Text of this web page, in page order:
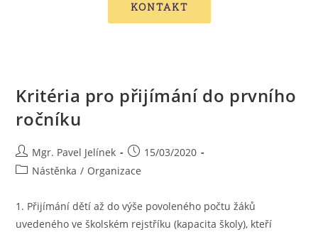
KONTAKT
Kritéria pro přijímání do prvního
ročníku
Mgr. Pavel Jelínek
15/03/2020
Nástěnka / Organizace
1. Přijímání dětí až do výše povoleného počtu žáků
uvedeného ve školském rejstříku (kapacita školy), kteří